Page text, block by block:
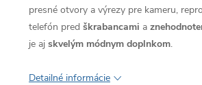
presné otvory a výrezy pre kameru,
telefón pred škrabancami a
je aj skvelým módnym doplnkom.
Detailné informácie